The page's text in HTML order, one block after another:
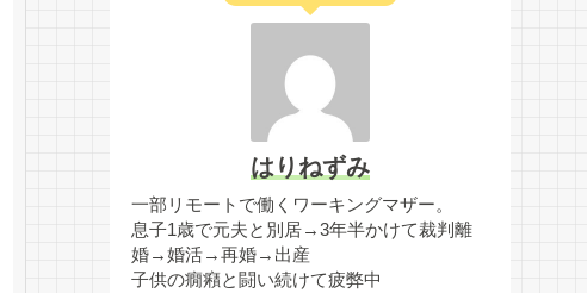
はりねずみ
一部リモートで働くワーキングマザー。
息子1歳で元夫と別居→3年半かけて裁判離
婚→婚活→再婚→出産
子供の癇癪と闘い続けて疲弊中